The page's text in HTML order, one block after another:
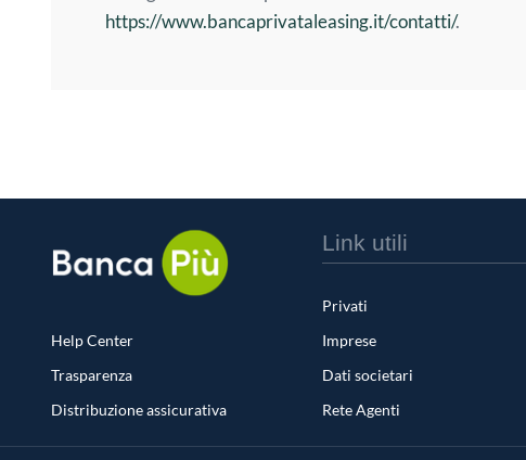
https://www.bancaprivataleasing.it/contatti/.
Help Center
Trasparenza
Distribuzione assicurativa
Link utili
Privati
Imprese
Dati societari
Rete Agenti